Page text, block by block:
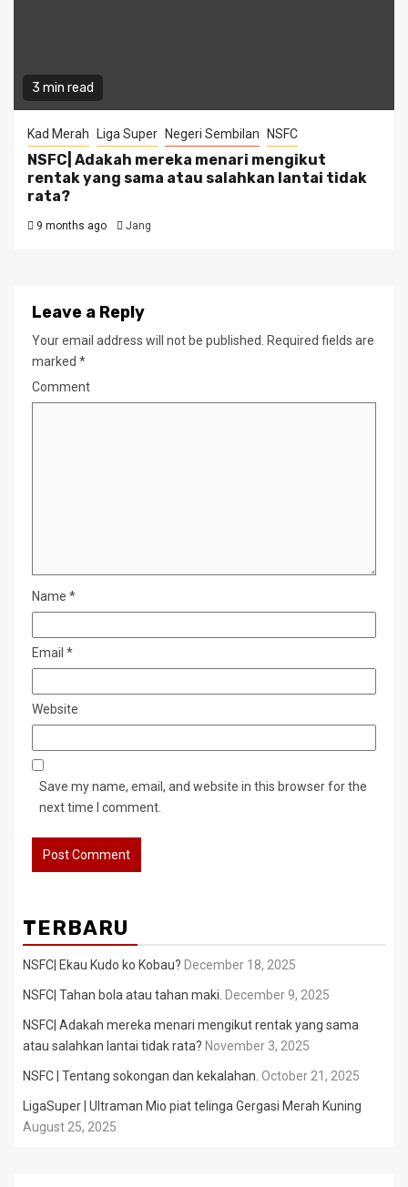
3 min read
Kad Merah Liga Super Negeri Sembilan NSFC
NSFC| Adakah mereka menari mengikut
rentak yang sama atau salahkan lantai tidak
rata?
9 months ago Jang
Leave a Reply
Your email address will not be published. Required fields are
marked *
Comment
Name *
Email *
Website
Save my name, email, and website in this browser for the
next time I comment.
TERBARU
NSFC| Ekau Kudo ko Kobau? December 18, 2025
NSFC| Tahan bola atau tahan maki. December 9, 2025
NSFC| Adakah mereka menari mengikut rentak yang sama
atau salahkan lantai tidak rata? November 3, 2025
NSFC | Tentang sokongan dan kekalahan. October 21, 2025
LigaSuper | Ultraman Mio piat telinga Gergasi Merah Kuning
August 25, 2025